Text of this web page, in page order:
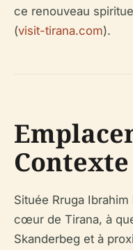
ce renouveau
(visit-tirana.com).
Située Rruga
cœur de Tirana, à
Skanderbeg et à